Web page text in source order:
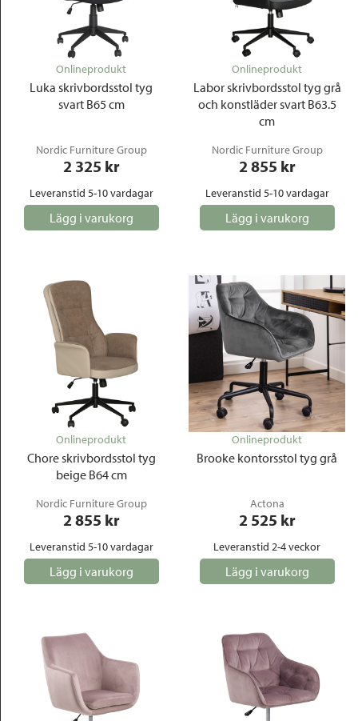
Luka skrivbordsstol tyg
svart B65 cm
Onlineprodukt
Nordic Furniture Group
2 325 kr
Leveranstid 5-10 vardagar
Lägg i varukorg
Labor skrivbordsstol tyg grå
och konstläder svart B63.5
cm
Onlineprodukt
Nordic Furniture Group
2 855 kr
Leveranstid 5-10 vardagar
Lägg i varukorg
Chore skrivbordsstol tyg
beige B64 cm
Onlineprodukt
Nordic Furniture Group
2 855 kr
Leveranstid 5-10 vardagar
Lägg i varukorg
Brooke kontorsstol tyg grå
Onlineprodukt
Actona
2 525 kr
Leveranstid 2-4 veckor
Lägg i varukorg